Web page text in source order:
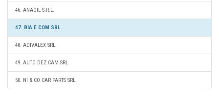
46. ANAOIL S.R.L.
47. BIA E COM SRL
48. ADIVALEX SRL
49. AUTO DEZ CAM SRL
50. NI & CO CAR PARTS SRL